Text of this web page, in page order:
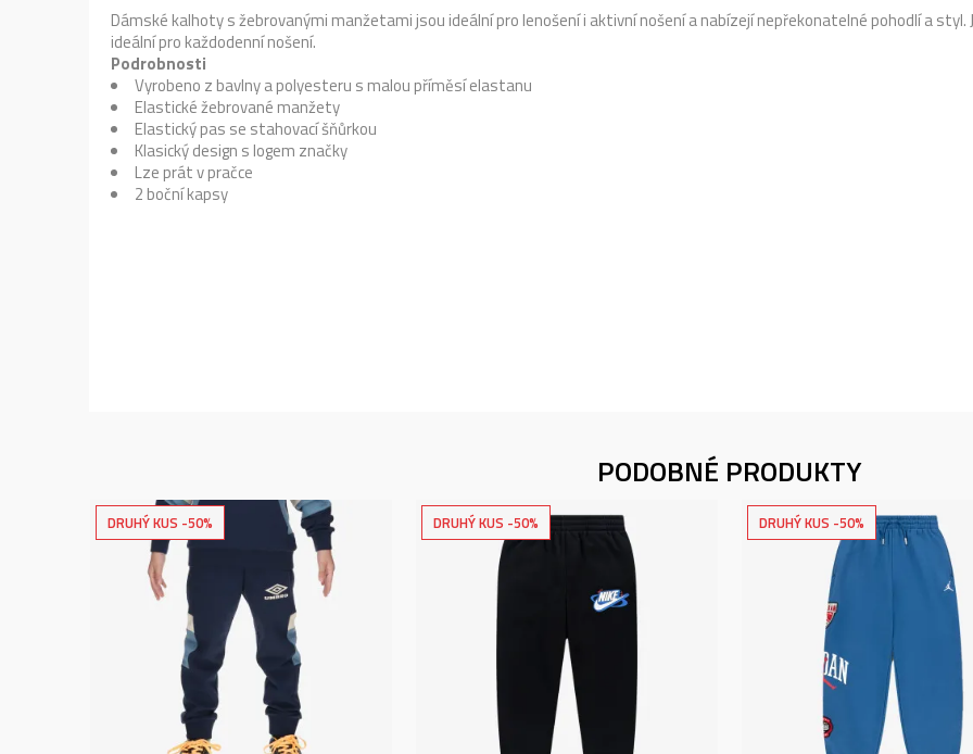
Dámské kalhoty s žebrovanými manžetami jsou ideální pro lenošení i aktivní nošení a nabízejí nepřekonatelné pohodlí a
ideální pro každodenní nošení.
Podrobnosti
Vyrobeno z bavlny a polyesteru s malou příměsí elastanu
Elastické žebrované manžety
Elastický pas se stahovací šňůrkou
Klasický design s logem značky
Lze prát v pračce
2 boční kapsy
PODOBNÉ PRODUKTY
DRUHÝ KUS -50% DRUHÝ KUS -50% DRUHÝ KUS -50%